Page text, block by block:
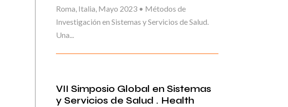
Roma, Italia, Mayo 2023 • Métodos de
Investigación en Sistemas y Servicios de Salud.
Una...
VII Simposio Global en Sistemas
y Servicios de Salud . Health